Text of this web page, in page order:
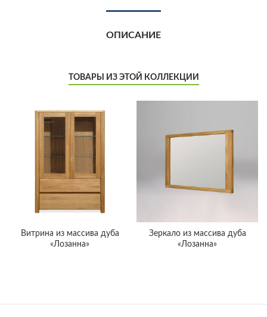
ОПИСАНИЕ
ТОВАРЫ ИЗ ЭТОЙ КОЛЛЕКЦИИ
Витрина из массива дуба
«Лозанна»
Зеркало из массива дуба
«Лозанна»